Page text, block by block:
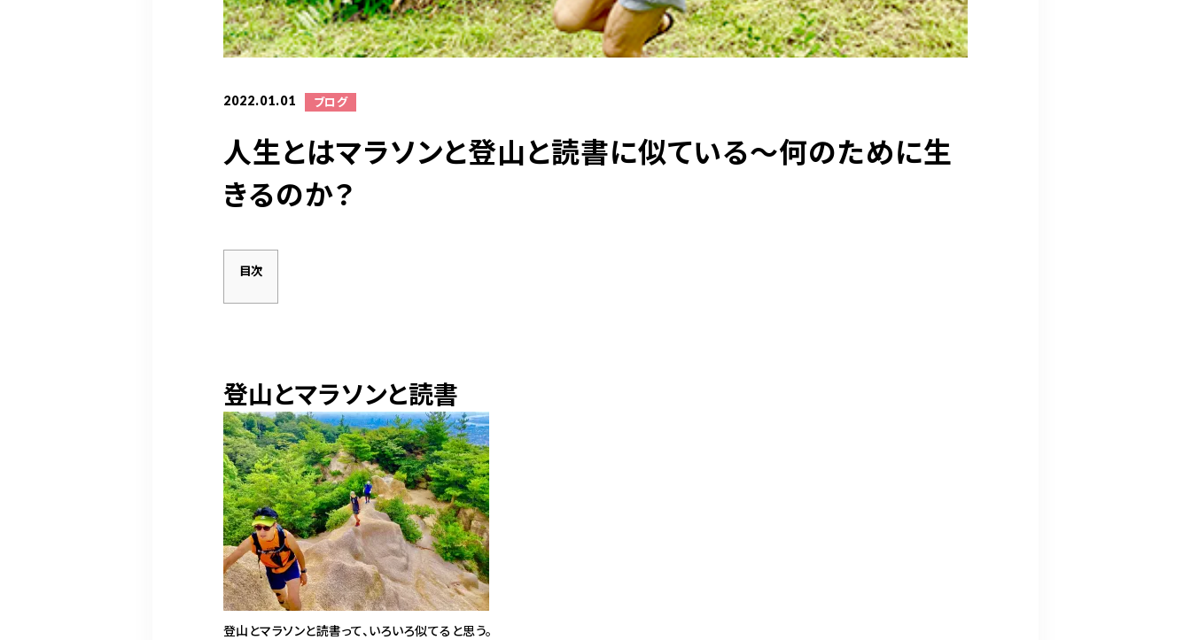
2022.01.01 ブログ
人生とはマラソンと登山と読書に似ている～何のために生
きるのか？
目次
登山とマラソンと読書
登山とマラソンと読書って、いろいろ似てると思う。